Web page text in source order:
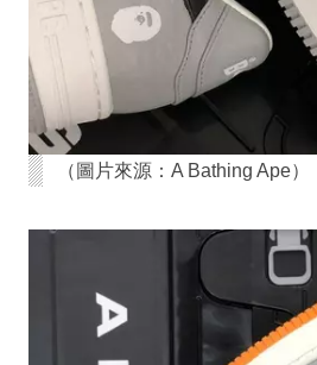
（圖片來源：A Bathing Ape）